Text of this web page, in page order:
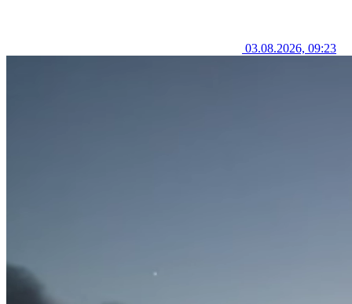
03.08.2026, 09:23